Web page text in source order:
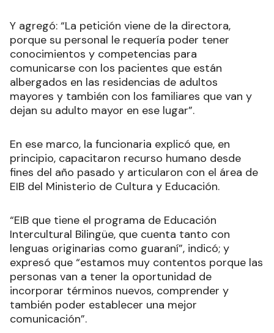
Y agregó: “La petición viene de la directora,
porque su personal le requería poder tener
conocimientos y competencias para
comunicarse con los pacientes que están
albergados en las residencias de adultos
mayores y también con los familiares que van y
dejan su adulto mayor en ese lugar”.
En ese marco, la funcionaria explicó que, en
principio, capacitaron recurso humano desde
fines del año pasado y articularon con el área de
EIB del Ministerio de Cultura y Educación.
“EIB que tiene el programa de Educación
Intercultural Bilingüe, que cuenta tanto con
lenguas originarias como guaraní”, indicó; y
expresó que “estamos muy contentos porque las
personas van a tener la oportunidad de
incorporar términos nuevos, comprender y
también poder establecer una mejor
comunicación”.